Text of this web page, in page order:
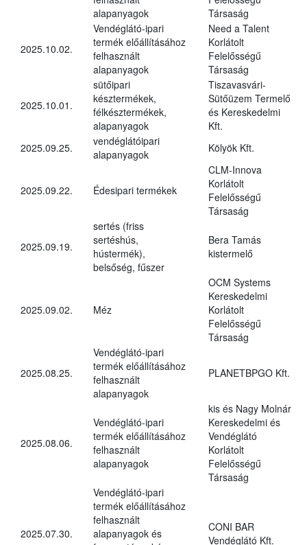
alapanyagok
Társaság
2025.10.02.
Vendéglátó-ipari
termék előállításához
felhasznált
alapanyagok
Need a Talent
Korlátolt
Felelősségű
Társaság
2025.10.01.
sütőipari
késztermékek,
félkésztermékek,
alapanyagok
Tiszavasvári-
Sütőüzem Termelő
és Kereskedelmi
Kft.
2025.09.25.
vendéglátóipari
alapanyagok
Kölyök Kft.
2025.09.22. Édesipari termékek
CLM-Innova
Korlátolt
Felelősségű
Társaság
2025.09.19.
sertés (friss
sertéshús,
hústermék),
belsőség, fűszer
Bera Tamás
kistermelő
2025.09.02. Méz
OCM Systems
Kereskedelmi
Korlátolt
Felelősségű
Társaság
2025.08.25.
Vendéglátó-ipari
termék előállításához
felhasznált
alapanyagok
PLANETBPGO Kft.
2025.08.06.
Vendéglátó-ipari
termék előállításához
felhasznált
alapanyagok
kis és Nagy Molnár
Kereskedelmi és
Vendéglátó
Korlátolt
Felelősségű
Társaság
2025.07.30.
Vendéglátó-ipari
termék előállításához
felhasznált
alapanyagok és
CONI BAR
Vendéglátó Kft.